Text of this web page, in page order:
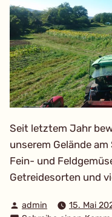
Seit letztem Jahr
unserem Gelände
Fein- und
Getreidesorten und
Verfasst
admin 15. Mai